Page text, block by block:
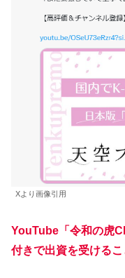
Xより画像引用
YouTube「令和の虎
付きで出資を受けるこ